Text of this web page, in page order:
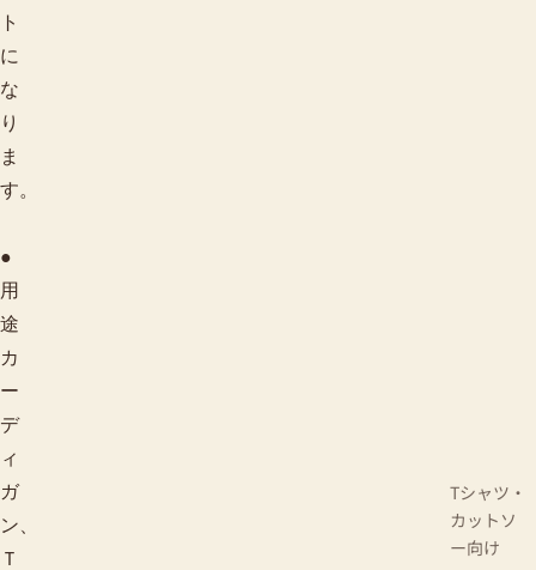
Tシャツ・
カットソ
ー向け
ト
に
な
り
ま
す。
●
用
途
カ
ー
デ
ィ
ガ
ン、
Ｔ